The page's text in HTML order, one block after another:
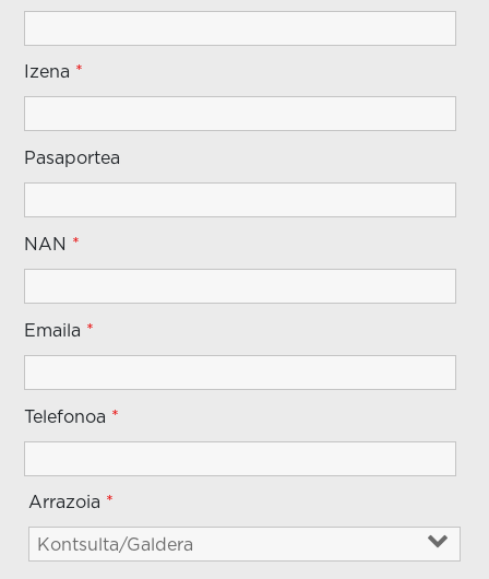
Izena *
Pasaportea
NAN *
Emaila *
Telefonoa *
Arrazoia *